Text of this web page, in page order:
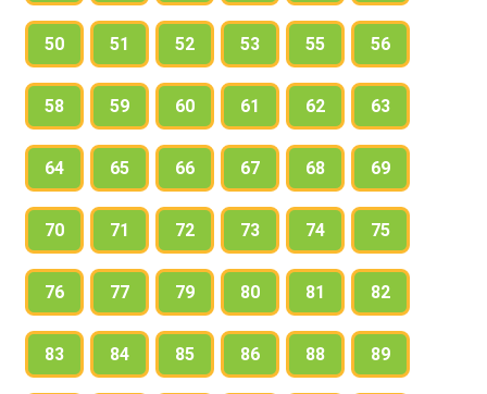
50 51 52 53 55 56
58 59 60 61 62 63
64 65 66 67 68 69
70 71 72 73 74 75
76 77 79 80 81 82
83 84 85 86 88 89